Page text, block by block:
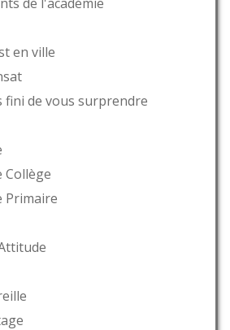
en ville
fini de vous surprendre
Collège
Primaire